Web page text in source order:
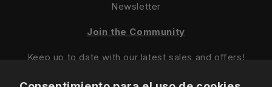
Newsletter
Join the Community
Keep up to date with our latest sales and offers!